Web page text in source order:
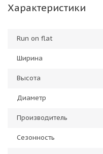
Характеристики
Run on flat
Ширина
Высота
Диаметр
Производитель
Сезонность